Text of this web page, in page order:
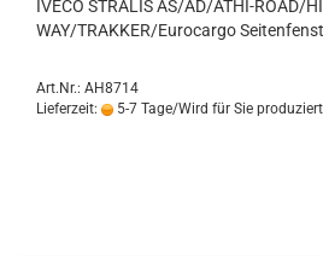
IVECO STRALIS AS/AD/ATHI-ROAD/
WAY/TRAKKER/Eurocargo
Art.Nr.: AH8714
Lieferzeit:
5-7 Tage/Wird für Sie produziert